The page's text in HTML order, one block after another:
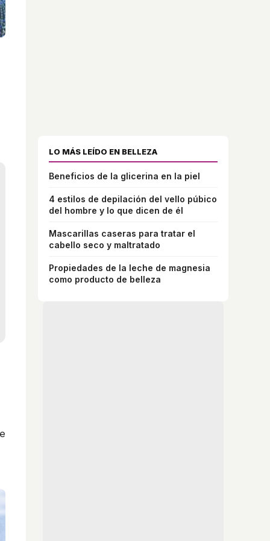
LO MÁS LEÍDO EN BELLEZA
Beneficios de la glicerina en la piel
4 estilos de depilación del vello púbico
del hombre y lo que dicen de él
Mascarillas caseras para tratar el
cabello seco y maltratado
Propiedades de la leche de magnesia
como producto de belleza